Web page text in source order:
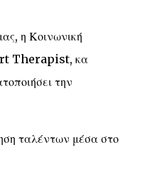
η Κοινωνική
Therapist, κα
την
ταλέντων μέσα στο